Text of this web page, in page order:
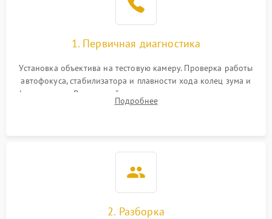
1. Первичная диагностика
Установка объектива на тестовую камеру. Проверка работы
автофокуса, стабилизатора и плавности хода колец зума и
фокусировки. Визуальный осмотр линз на наличие царапин,
грибка, пыли и оценка состояния контактов байонета.
Подробнее
2. Разборка